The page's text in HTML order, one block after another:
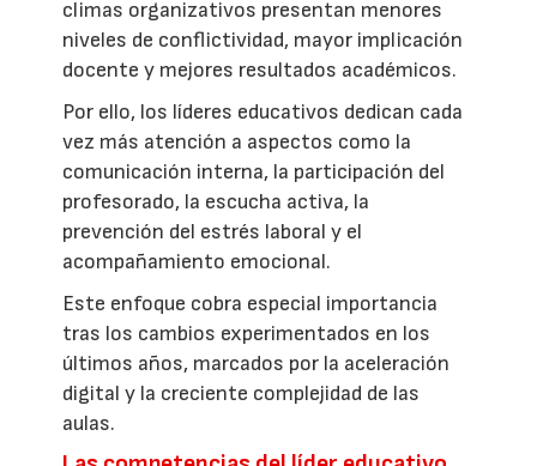
climas organizativos presentan menores
niveles de conflictividad, mayor implicación
docente y mejores resultados académicos.
Por ello, los líderes educativos dedican cada
vez más atención a aspectos como la
comunicación interna, la participación del
profesorado, la escucha activa, la
prevención del estrés laboral y el
acompañamiento emocional.
Este enfoque cobra especial importancia
tras los cambios experimentados en los
últimos años, marcados por la aceleración
digital y la creciente complejidad de las
aulas.